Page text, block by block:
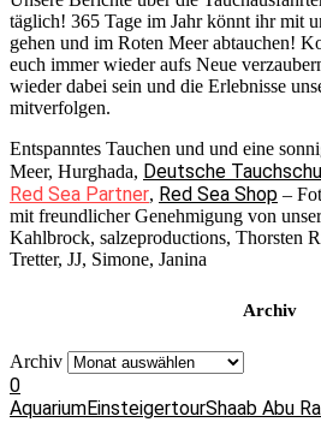
täglich! 365 Tage im Jahr könnt ihr mit
gehen und im Roten Meer abtauchen!
euch immer wieder aufs Neue
wieder dabei sein und die Erlebnisse
mitverfolgen.
Entspanntes Tauchen und und eine
Meer, Hurghada, Deutsche
Red Sea Partner, Red Sea Shop –
mit freundlicher Genehmigung von
Kahlbrock, salzeproductions, Thorsten
Tretter, JJ, Simone, Janina
Archiv
Archiv
0
AquariumEinsteigertourShaab Abu